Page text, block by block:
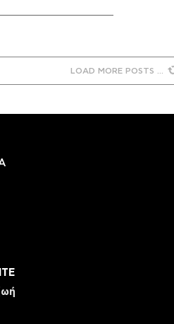
LOAD MORE POSTS